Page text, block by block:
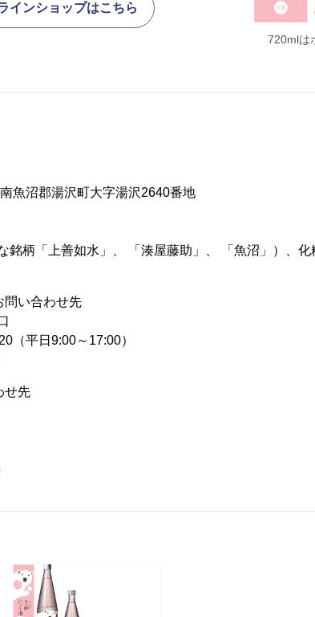
インショップはこちら
720mlは
魚沼郡湯沢町大字湯沢2640番地
銘柄「上善如水」、 「湊屋藤助」、 「魚沼」）、化
問い合わせ先
（平日9:00～17:00）
せ先